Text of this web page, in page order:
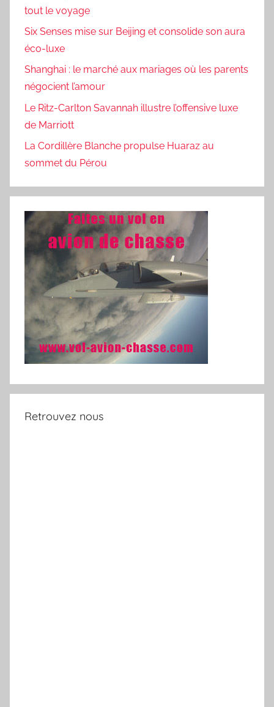
tout le voyage
Six Senses mise sur Beijing et consolide son aura
éco-luxe
Shanghai : le marché aux mariages où les parents
négocient l’amour
Le Ritz-Carlton Savannah illustre l’offensive luxe
de Marriott
La Cordillère Blanche propulse Huaraz au
sommet du Pérou
Retrouvez nous